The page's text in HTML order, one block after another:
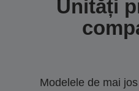
Unități
Modelele de mai